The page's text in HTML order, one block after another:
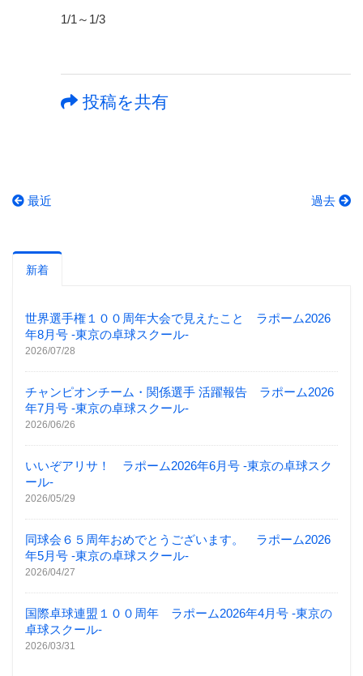
1/1～1/3
投稿を共有
最近 過去
新着
世界選手権１００周年大会で見えたこと ラポーム2026
年8月号 -東京の卓球スクール-
2026/07/28
チャンピオンチーム・関係選手 活躍報告 ラポーム2026
年7月号 -東京の卓球スクール-
2026/06/26
いいぞアリサ！ ラポーム2026年6月号 -東京の卓球スク
ール-
2026/05/29
同球会６５周年おめでとうございます。 ラポーム2026
年5月号 -東京の卓球スクール-
2026/04/27
国際卓球連盟１００周年 ラポーム2026年4月号 -東京の
卓球スクール-
2026/03/31